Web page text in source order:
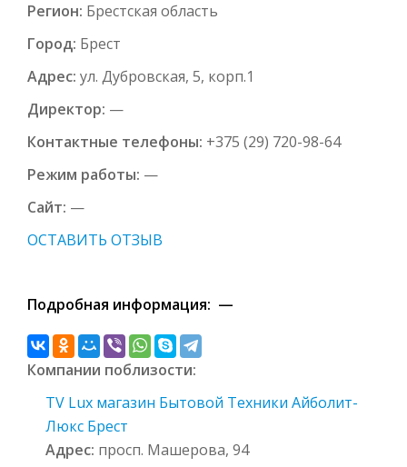
Регион: Брестская область
Город: Брест
Адрес: ул. Дубровская, 5, корп.1
Директор: —
Контактные телефоны: +375 (29) 720-98-64
Режим работы: —
Сайт: —
ОСТАВИТЬ ОТЗЫВ
Подробная информация: —
Компании поблизости:
TV Lux магазин Бытовой Техники Айболит-
Люкс Брест
Адрес: просп. Машерова, 94